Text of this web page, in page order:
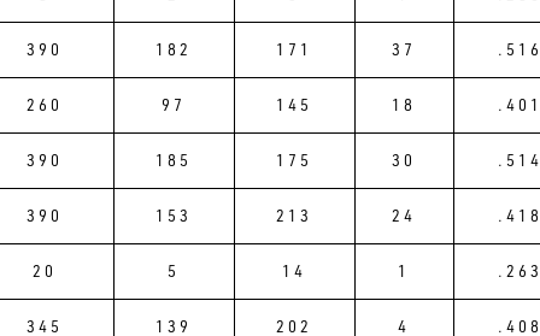
390 182 171 37 .516
260 97 145 18 .401
390 185 175 30 .514
390 153 213 24 .418
20 5 14 1 .263
345 139 202 4 .408